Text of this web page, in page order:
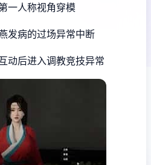
一人称视角穿模
发病的过场异常中断
动后进入调教竞技异常